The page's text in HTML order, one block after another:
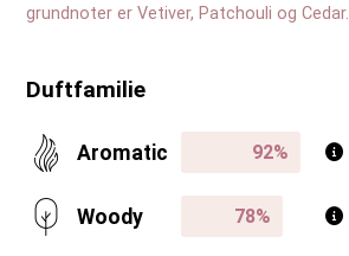
grundnoter er Vetiver, Patchouli og Cedar.
Duftfamilie
Aromatic
Woody